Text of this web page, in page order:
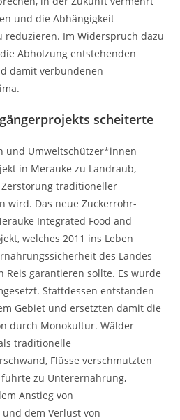
und die Abhängigkeit
reduzieren. Im Widerspruch dazu
Abholzung entstehenden
damit verbundenen
scheiterte
und Umweltschützer*innen
in Merauke zu Landraub,
traditioneller
wird. Das neue Zuckerrohr-
Integrated Food and
welches 2011 ins Leben
des Landes
Reis garantieren sollte. Es wurde
Stattdessen entstanden
Gebiet und ersetzten damit die
durch Monokultur. Wälder
traditionelle
Flüsse verschmutzten
zu Unterernährung,
Anstieg von
dem Verlust von